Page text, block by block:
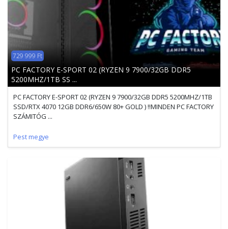
729 999 Ft
PC FACTORY E-SPORT 02 (RYZEN 9 7900/32GB DDR5
5200MHZ/1TB SS ...
PC FACTORY E-SPORT 02 (RYZEN 9 7900/32GB DDR5 5200MHZ/1TB
SSD/RTX 4070 12GB DDR6/650W 80+ GOLD ) !!MINDEN PC FACTORY
SZÁMITÓG ...
Pest megye